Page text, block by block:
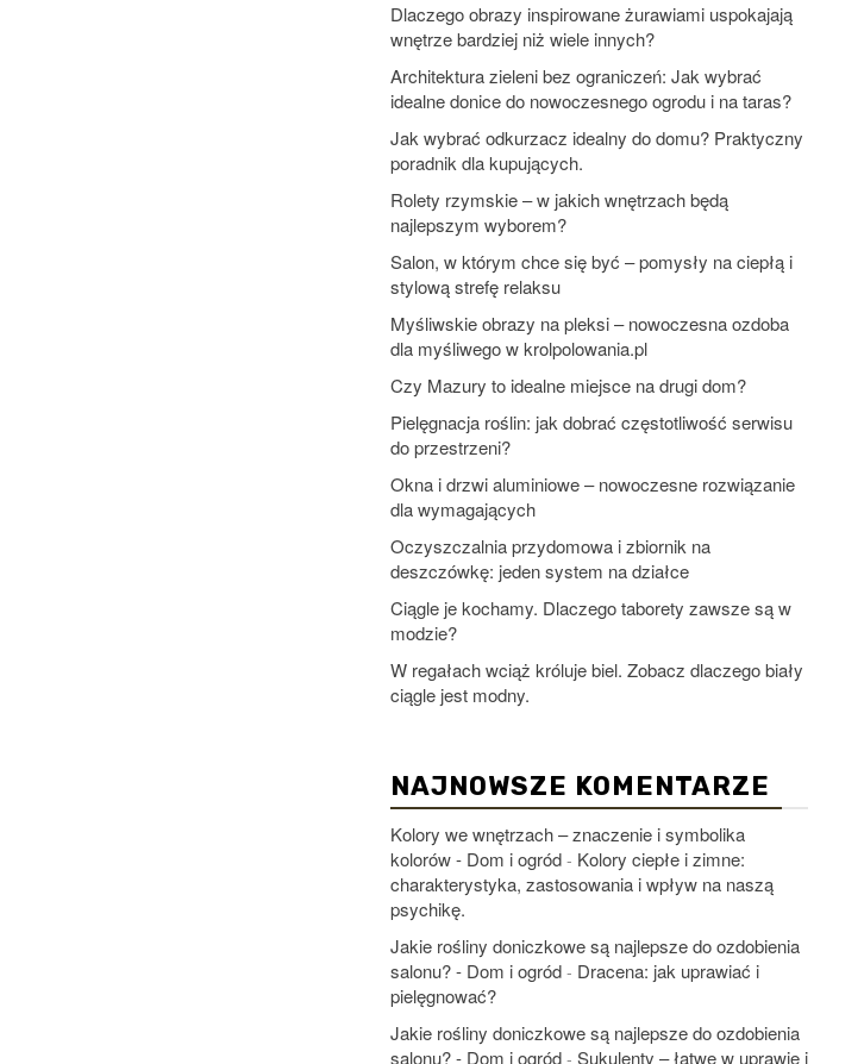
Dlaczego obrazy inspirowane żurawiami uspokajają
wnętrze bardziej niż wiele innych?
Architektura zieleni bez ograniczeń: Jak wybrać
idealne donice do nowoczesnego ogrodu i na taras?
Jak wybrać odkurzacz idealny do domu? Praktyczny
poradnik dla kupujących.
Rolety rzymskie – w jakich wnętrzach będą
najlepszym wyborem?
Salon, w którym chce się być – pomysły na ciepłą i
stylową strefę relaksu
Myśliwskie obrazy na pleksi – nowoczesna ozdoba
dla myśliwego w krolpolowania.pl
Czy Mazury to idealne miejsce na drugi dom?
Pielęgnacja roślin: jak dobrać częstotliwość serwisu
do przestrzeni?
Okna i drzwi aluminiowe – nowoczesne rozwiązanie
dla wymagających
Oczyszczalnia przydomowa i zbiornik na
deszczówkę: jeden system na działce
Ciągle je kochamy. Dlaczego taborety zawsze są w
modzie?
W regałach wciąż króluje biel. Zobacz dlaczego biały
ciągle jest modny.
NAJNOWSZE KOMENTARZE
Kolory we wnętrzach – znaczenie i symbolika
kolorów - Dom i ogród - Kolory ciepłe i zimne:
charakterystyka, zastosowania i wpływ na naszą
psychikę.
Jakie rośliny doniczkowe są najlepsze do ozdobienia
salonu? - Dom i ogród - Dracena: jak uprawiać i
pielęgnować?
Jakie rośliny doniczkowe są najlepsze do ozdobienia
salonu? - Dom i ogród - Sukulenty – łatwe w uprawie i